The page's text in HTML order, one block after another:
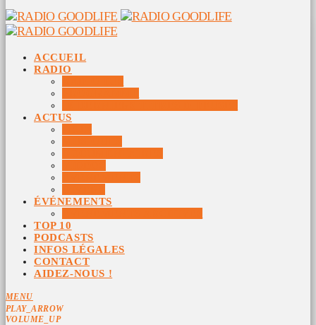
ACCUEIL
RADIO
ACTUS
ÉVÉNEMENTS
TOP 10
PODCASTS
INFOS LÉGALES
CONTACT
AIDEZ-NOUS !
MENU
PLAY_ARROW
VOLUME_UP